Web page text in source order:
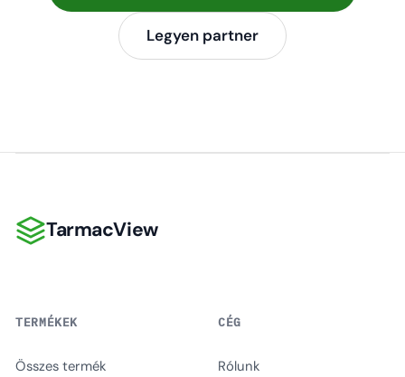
Legyen partner
TarmacView
TarmacView
TERMÉKEK
Összes termék
CÉG
Rólunk